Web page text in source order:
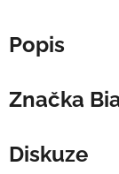
Popis
Značka
Diskuze